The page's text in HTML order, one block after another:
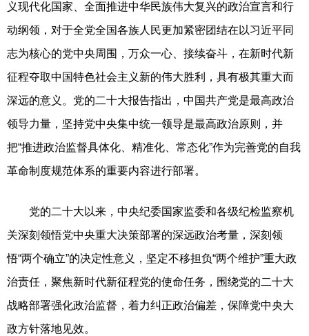
义现代化国家、全面推进中华民族伟大复兴的政治宣言和行
动纲领，对于全党全国各族人民更加紧密团结在以习近平同
志为核心的党中央周围，万众一心、接续奋斗，在新时代新
征程夺取中国特色社会主义新的伟大胜利，具有极其重大而
深远的意义。党的二十大报告指出，中国共产党是最高政治
领导力量，坚持党中央集中统一领导是最高政治原则，并
把“推进政治监督具体化、精准化、常态化”作为完善党的自我
革命制度规范体系的重要内容进行部署。
党的二十大以来，中央纪委国家监委和各级纪检监察机
关深刻领悟党中央重大决策部署的深远政治考量，深刻领
悟“两个确立”的决定性意义，坚定不移担负“两个维护”重大政
治责任，聚焦新时代新征程党的使命任务，围绕党的二十大
战略部署强化政治监督，着力纠正政治偏差，保障党中央大
政方针落地见效。